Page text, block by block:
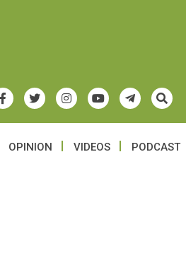
OPINION VIDEOS PODCAST